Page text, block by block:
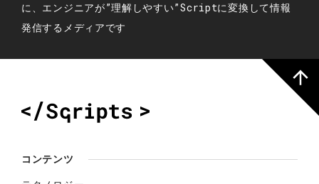
に、エンジニアが”理解しやすい”Scriptに変換して情報
発信するメディアです
コンテンツ